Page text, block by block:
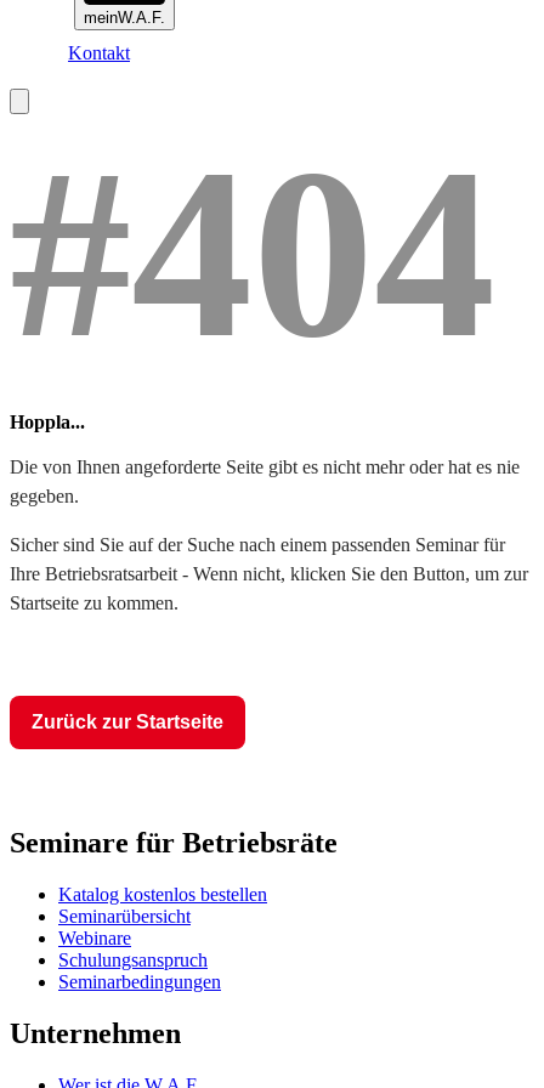
meinW.A.F.
Kontakt
#404
Hoppla...
Die von Ihnen angeforderte Seite gibt es nicht mehr oder hat es nie
gegeben.
Sicher sind Sie auf der Suche nach einem passenden Seminar für
Ihre Betriebsratsarbeit - Wenn nicht, klicken Sie den Button, um zur
Startseite zu kommen.
Zurück zur Startseite
Seminare für Betriebsräte
Katalog kostenlos bestellen
Seminarübersicht
Webinare
Schulungsanspruch
Seminarbedingungen
Unternehmen